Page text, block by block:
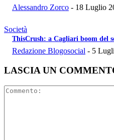
Alessandro Zorco - 18 Luglio
Società
ThisCrush: a Cagliari boom del
Redazione Blogosocial - 5
LASCIA UN